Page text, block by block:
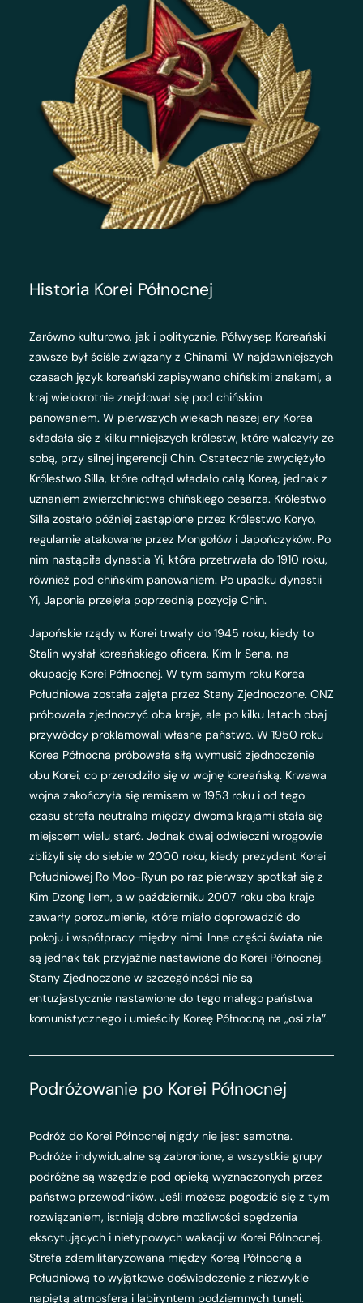
Historia Korei Północnej
Zarówno kulturowo, jak i politycznie, Półwysep Koreański
zawsze był ściśle związany z Chinami. W najdawniejszych
czasach język koreański zapisywano chińskimi znakami, a
kraj wielokrotnie znajdował się pod chińskim
panowaniem. W pierwszych wiekach naszej ery Korea
składała się z kilku mniejszych królestw, które walczyły ze
sobą, przy silnej ingerencji Chin. Ostatecznie zwyciężyło
Królestwo Silla, które odtąd władało całą Koreą, jednak z
uznaniem zwierzchnictwa chińskiego cesarza. Królestwo
Silla zostało później zastąpione przez Królestwo Koryo,
regularnie atakowane przez Mongołów i Japończyków. Po
nim nastąpiła dynastia Yi, która przetrwała do 1910 roku,
również pod chińskim panowaniem. Po upadku dynastii
Yi, Japonia przejęła poprzednią pozycję Chin.
Japońskie rządy w Korei trwały do ​​1945 roku, kiedy to
Stalin wysłał koreańskiego oficera, Kim Ir Sena, na
okupację Korei Północnej. W tym samym roku Korea
Południowa została zajęta przez Stany Zjednoczone. ONZ
próbowała zjednoczyć oba kraje, ale po kilku latach obaj
przywódcy proklamowali własne państwo. W 1950 roku
Korea Północna próbowała siłą wymusić zjednoczenie
obu Korei, co przerodziło się w wojnę koreańską. Krwawa
wojna zakończyła się remisem w 1953 roku i od tego
czasu strefa neutralna między dwoma krajami stała się
miejscem wielu starć. Jednak dwaj odwieczni wrogowie
zbliżyli się do siebie w 2000 roku, kiedy prezydent Korei
Południowej Ro Moo-Ryun po raz pierwszy spotkał się z
Kim Dzong Ilem, a w październiku 2007 roku oba kraje
zawarły porozumienie, które miało doprowadzić do
pokoju i współpracy między nimi. Inne części świata nie
są jednak tak przyjaźnie nastawione do Korei Północnej.
Stany Zjednoczone w szczególności nie są
entuzjastycznie nastawione do tego małego państwa
komunistycznego i umieściły Koreę Północną na „osi zła”.
Podróżowanie po Korei Północnej
Podróż do Korei Północnej nigdy nie jest samotna.
Podróże indywidualne są zabronione, a wszystkie grupy
podróżne są wszędzie pod opieką wyznaczonych przez
państwo przewodników. Jeśli możesz pogodzić się z tym
rozwiązaniem, istnieją dobre możliwości spędzenia
ekscytujących i nietypowych wakacji w Korei Północnej.
Strefa zdemilitaryzowana między Koreą Północną a
Południową to wyjątkowe doświadczenie z niezwykle
napiętą atmosferą i labiryntem podziemnych tuneli.